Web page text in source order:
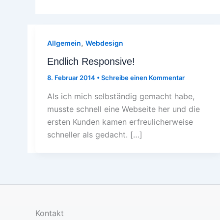
Allgemein, Webdesign
Endlich Responsive!
8. Februar 2014 •Schreibe einen Kommentar
Als ich mich selbständig gemacht habe,
musste schnell eine Webseite her und die
ersten Kunden kamen erfreulicherweise
schneller als gedacht. […]
Kontakt